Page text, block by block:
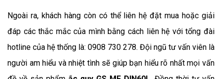
Ngoài ra, khách hàng còn có thể liên hệ đặt mua hoặc giải
đáp các thắc mắc của mình bằng cách liên hệ với tổng đài
hotline của hệ thống là: 0908 730 278. Đội ngũ tư vấn viên là
người am hiểu và nhiệt tình sẽ giúp bạn hiểu rõ nhất mọi vấn